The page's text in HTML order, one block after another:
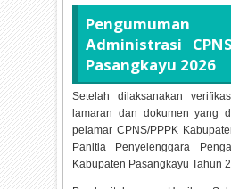
Administrasi
Pasangkayu 2026
Setelah dilaksanakan
lamaran dan dokumen yang
pelamar CPNS/PPPK
Panitia Penyelenggara
Kabupaten Pasangkayu Tahun